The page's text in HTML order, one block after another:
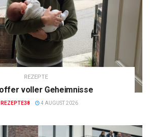
REZEPTE
voller Geheimnisse
REZEPTE38 4 AUGUST 2026